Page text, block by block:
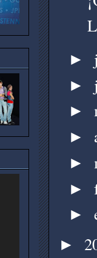
►
►
►
►
►
►
►
►